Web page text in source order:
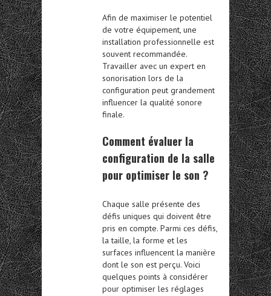
Afin de maximiser le potentiel
de votre équipement, une
installation professionnelle est
souvent recommandée.
Travailler avec un expert en
sonorisation lors de la
configuration peut grandement
influencer la qualité sonore
finale.
Comment évaluer la
configuration de la salle
pour optimiser le son ?
Chaque salle présente des
défis uniques qui doivent être
pris en compte. Parmi ces défis,
la taille, la forme et les
surfaces influencent la manière
dont le son est perçu. Voici
quelques points à considérer
pour optimiser les réglages